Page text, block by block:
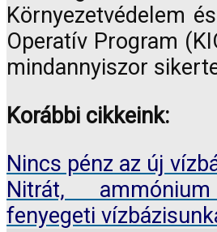
Környezetvédelem
Operatív Program
mindannyiszor
Korábbi cikkeink:
Nincs pénz az új
Nitrát,
fenyegeti